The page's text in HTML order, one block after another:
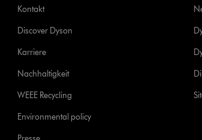
Kontakt
Discover Dyson
Karriere
Nachhaltigkeit
WEEE Recycling
Environmental policy